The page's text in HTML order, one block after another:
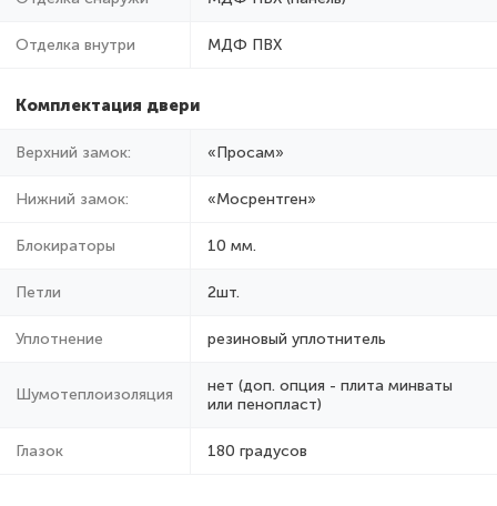
Отделка внутри МДФ ПВХ
Комплектация двери
Верхний замок: «Просам»
Нижний замок: «Мосрентген»
Блокираторы 10 мм.
Петли 2шт.
Уплотнение резиновый уплотнитель
Шумотеплоизоляция
нет (доп. опция - плита минваты
или пенопласт)
Глазок 180 градусов